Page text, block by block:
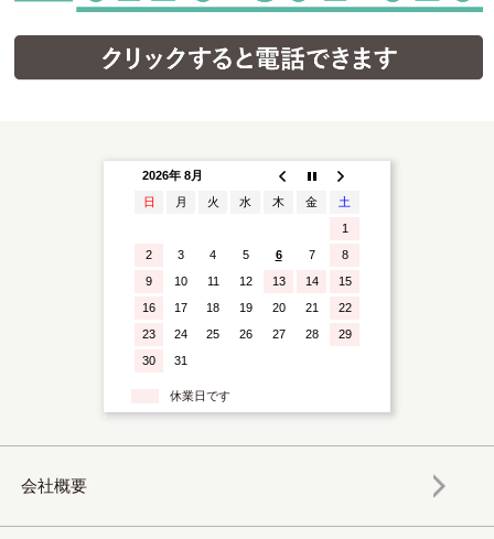
2026年 8月
日
月 火 水 木 金
土
1
2
3 4 5 6 7
8
9
10 11 12 13 14
15
16
17 18 19 20 21
22
23
24 25 26 27 28
29
30
31
休業日です
会社概要